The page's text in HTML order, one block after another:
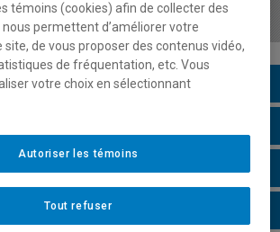
de classe
2026
témoins (cookies) afin de collecter des
permettent d’améliorer votre
site, de vous proposer des contenus vidéo,
de fréquentation, etc. Vous
votre choix en sélectionnant
Tout refuser
Autoriser les témoins